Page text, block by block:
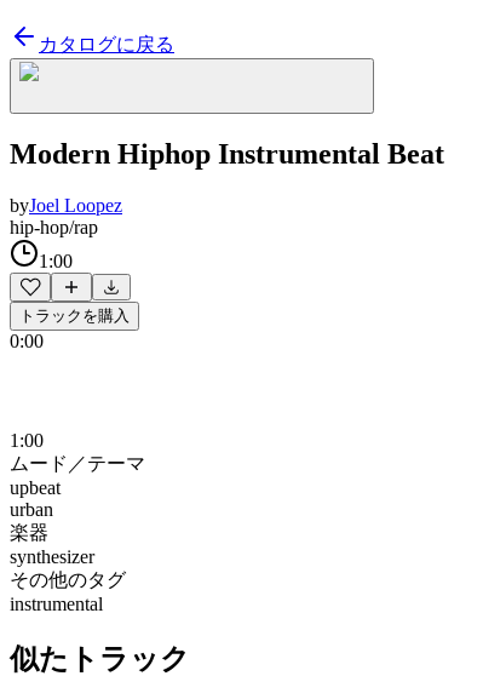
カタログに戻る
Modern Hiphop Instrumental Beat
byJoel Loopez
hip-hop/rap
1:00
トラックを購入
0:00
1:00
ムード／テーマ
upbeat
urban
楽器
synthesizer
その他のタグ
instrumental
似たトラック